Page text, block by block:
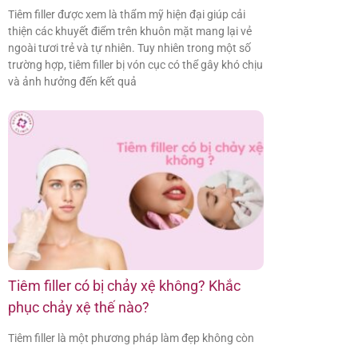
Tiêm filler được xem là thẩm mỹ hiện đại giúp cải
thiện các khuyết điểm trên khuôn mặt mang lại vẻ
ngoài tươi trẻ và tự nhiên. Tuy nhiên trong một số
trường hợp, tiêm filler bị vón cục có thể gây khó chịu
và ảnh hưởng đến kết quả
Tiêm filler có bị chảy xệ không? Khắc
phục chảy xệ thế nào?
Tiêm filler là một phương pháp làm đẹp không còn